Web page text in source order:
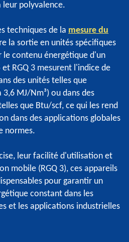
leur polyvalence.
techniques de la mesure du
la sortie en unités spécifiques
contenu énergétique d'un
et RGQ 3 mesurent l'indice de
des unités telles que
MJ/Nm³) ou dans des
que Btu/scf, ce qui les rend
dans des applications globales
normes.
leur facilité d'utilisation et
mobile (RGQ 3), ces appareils
pour garantir un
constant dans les
et les applications industrielles